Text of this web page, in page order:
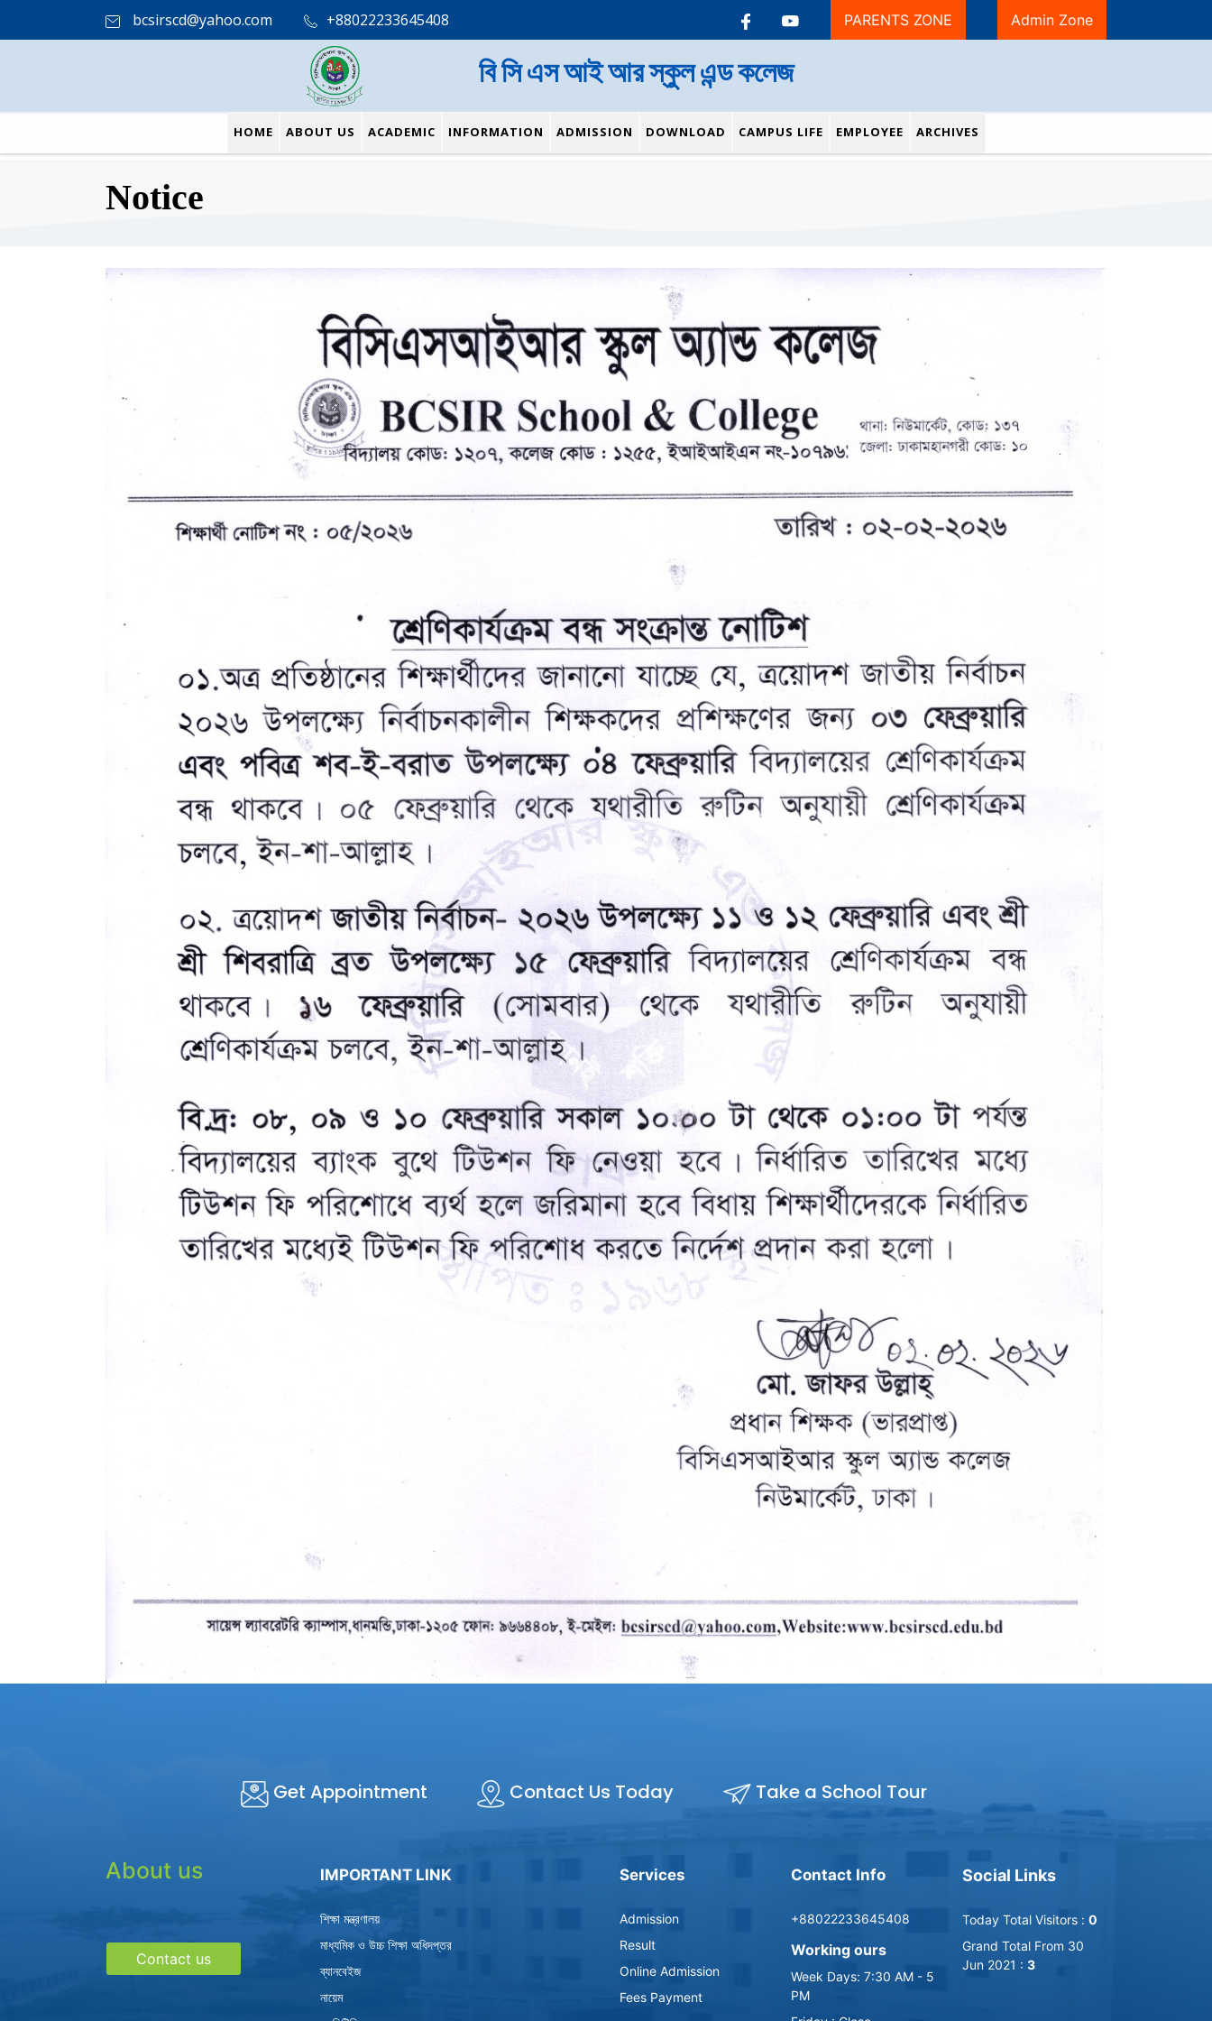
bcsirscd@yahoo.com +88022233645408 PARENTS ZONE Admin Zone
বি সি এস আই আর স্কুল এন্ড কলেজ
HOME ABOUT US ACADEMIC INFORMATION ADMISSION DOWNLOAD CAMPUS LIFE EMPLOYEE ARCHIVES
Notice
Get Appointment Contact Us Today Take a School Tour
About us
Contact us
IMPORTANT LINK
শিক্ষা মন্ত্রণালয়
মাধ্যমিক ও উচ্চ শিক্ষা অধিদপ্তর
ব্যানবেইজ
নায়েম
Services
Admission
Result
Online Admission
Fees Payment
Contact Info
+88022233645408
Working ours
Week Days: 7:30 AM - 5
PM
Social Links
Today Total Visitors : 0
Grand Total From 30
Jun 2021 : 3